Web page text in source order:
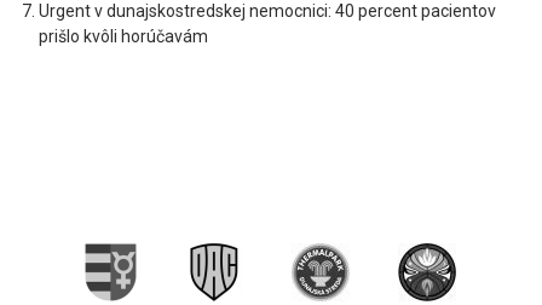
Urgent v dunajskostredskej nemocnici: 40 percent pacientov
prišlo kvôli horúčavám